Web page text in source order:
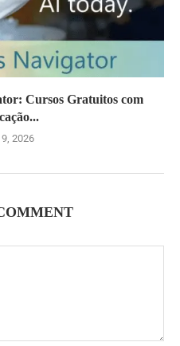
Cursos Gratuitos com
2026